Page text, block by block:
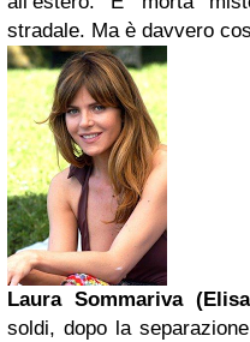
stradale. Ma è davvero
Laura Sommariva
soldi, dopo la